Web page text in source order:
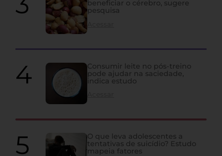
beneficiar o cérebro, sugere
pesquisa
Consumir leite no pós-treino
pode ajudar na saciedade,
indica estudo
O que leva adolescentes a
tentativas de suicídio? Estudo
mapeia fatores